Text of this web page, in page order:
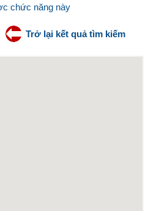
chức năng này
Trở lại kết quả tìm kiếm